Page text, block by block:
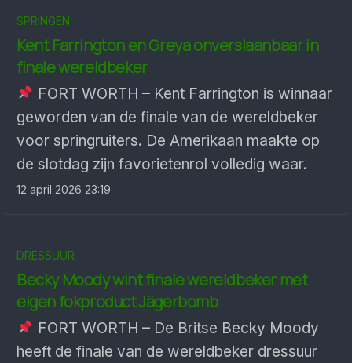
SPRINGEN
Kent Farrington en Greya onverslaanbaar in
finale wereldbeker
FORT WORTH – Kent Farrington is winnaar
geworden van de finale van de wereldbeker
voor springruiters. De Amerikaan maakte op
de slotdag zijn favorietenrol volledig waar.
12 april 2026 23:19
DRESSUUR
Becky Moody wint finale wereldbeker met
eigen fokproduct Jägerbomb
FORT WORTH – De Britse Becky Moody
heeft de finale van de wereldbeker dressuur